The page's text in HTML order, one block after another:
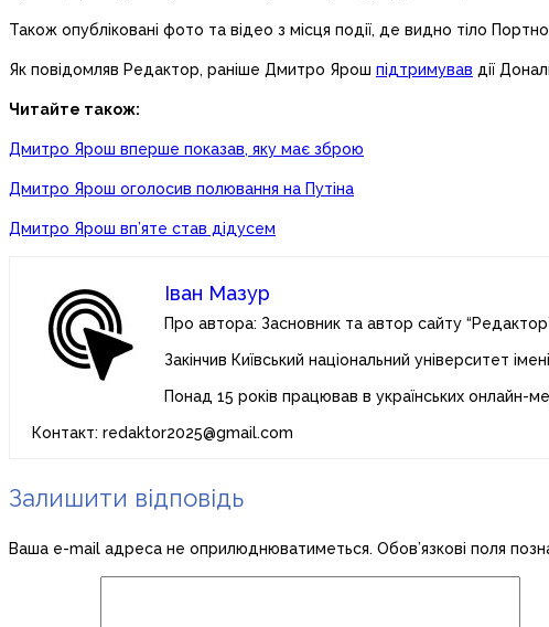
Також опубліковані фото та відео з місця події, де видно тіло
Як повідомляв Редактор, раніше Дмитро Ярош підтримував дії
Читайте також:
Дмитро Ярош вперше показав, яку має зброю
Дмитро Ярош оголосив полювання на Путіна
Дмитро Ярош вп’яте став дідусем
Іван Мазур
Про автора: Засновник та автор сайту
Закінчив Київський національний університет
Понад 15 років працював в українських онлайн-
Контакт: redaktor2025@gmail.com
Залишити відповідь
Ваша e-mail адреса не оприлюднюватиметься. Обов’язкові поля